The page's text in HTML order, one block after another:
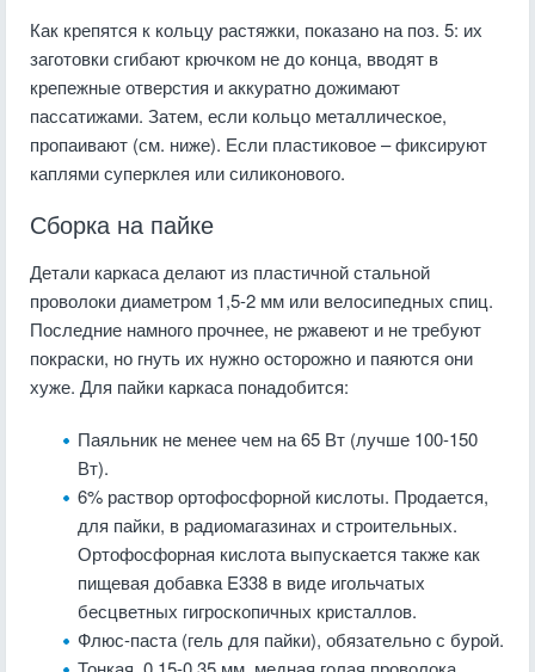
Как крепятся к кольцу растяжки, показано на поз. 5: их
заготовки сгибают крючком не до конца, вводят в
крепежные отверстия и аккуратно дожимают
пассатижами. Затем, если кольцо металлическое,
пропаивают (см. ниже). Если пластиковое – фиксируют
каплями суперклея или силиконового.
Сборка на пайке
Детали каркаса делают из пластичной стальной
проволоки диаметром 1,5-2 мм или велосипедных спиц.
Последние намного прочнее, не ржавеют и не требуют
покраски, но гнуть их нужно осторожно и паяются они
хуже. Для пайки каркаса понадобится:
Паяльник не менее чем на 65 Вт (лучше 100-150
Вт).
6% раствор ортофосфорной кислоты. Продается,
для пайки, в радиомагазинах и строительных.
Ортофосфорная кислота выпускается также как
пищевая добавка E338 в виде игольчатых
бесцветных гигроскопичных кристаллов.
Флюс-паста (гель для пайки), обязательно с бурой.